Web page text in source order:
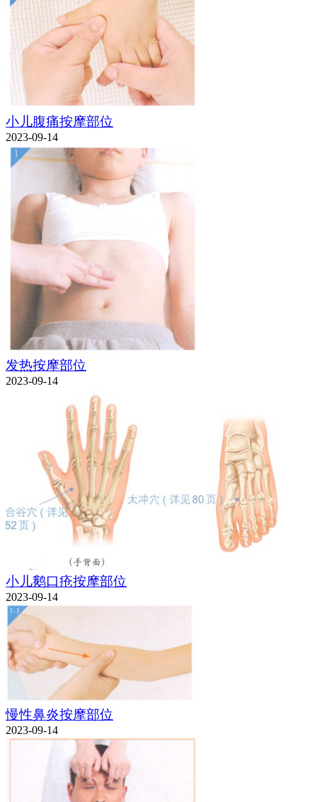
小儿腹痛按摩部位
2023-09-14
发热按摩部位
2023-09-14
小儿鹅口疮按摩部位
2023-09-14
慢性鼻炎按摩部位
2023-09-14